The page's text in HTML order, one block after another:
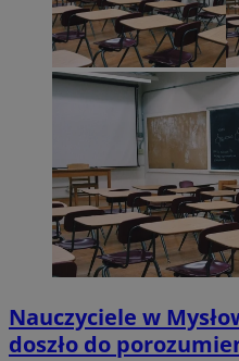
Nauczyciele w
doszło do